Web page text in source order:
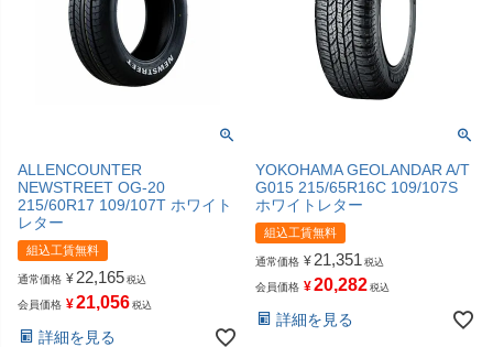
ALLENCOUNTER
NEWSTREET OG-20
215/60R17 109/107T ホワイト
レター
組込工賃無料
通常価格 ¥ 22,165 税込
会員価格 ¥21,056 税込
詳細を見る
YOKOHAMA GEOLANDAR A/T
G015 215/65R16C 109/107S
ホワイトレター
組込工賃無料
通常価格 ¥ 21,351 税込
会員価格 ¥20,282 税込
詳細を見る